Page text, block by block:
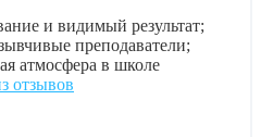
и видимый результат;
преподаватели;
атмосфера в школе
отзывов